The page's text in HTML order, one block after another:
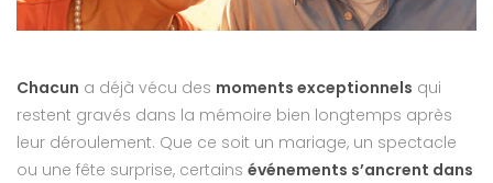
Chacun a déjà vécu des moments exceptionnels qui
restent gravés dans la mémoire bien longtemps après
leur déroulement. Que ce soit un mariage, un spectacle
ou une fête surprise, certains événements s’ancrent dans